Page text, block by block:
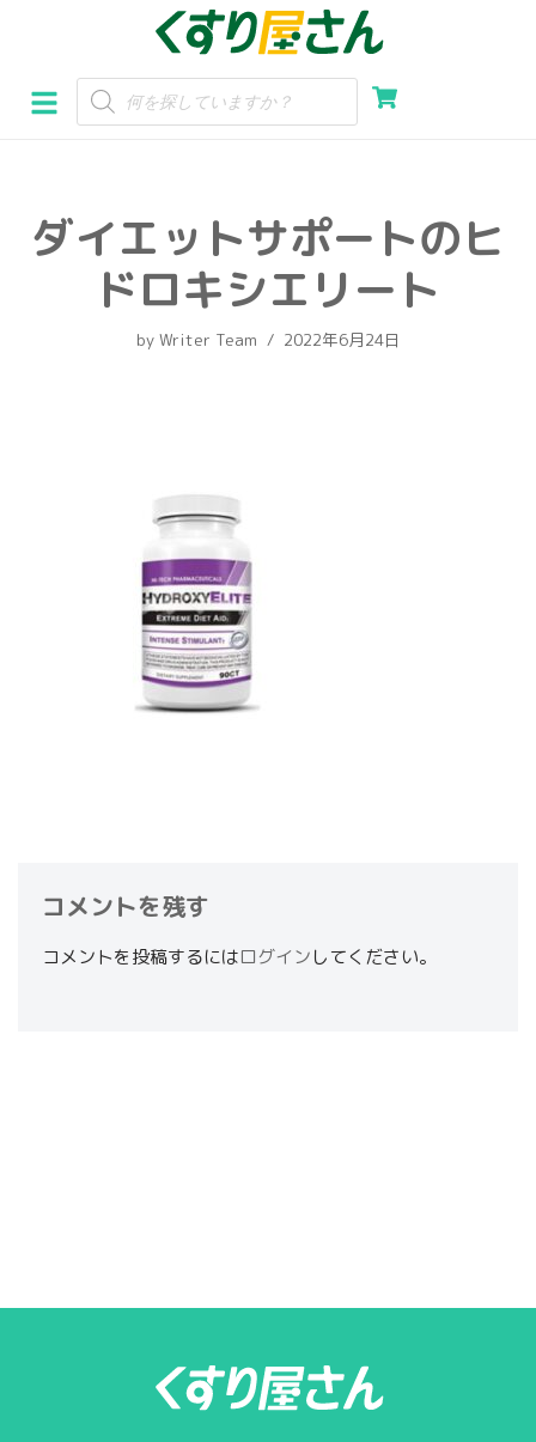
ン
テ
スダイエットサポートのヒ
ドロキシエリート
by Writer Team 2022年6月24日
コメントを残す
コメントを投稿するにはログインしてください。